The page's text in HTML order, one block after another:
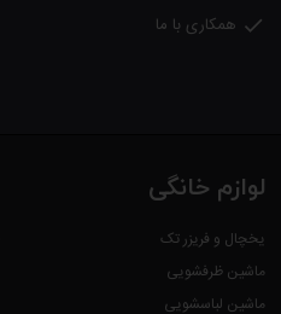
 همکاری با ما
لوازم خانگی
یخچال و فریزر تک
ماشین ظرفشویی
ماشین لباسشویی